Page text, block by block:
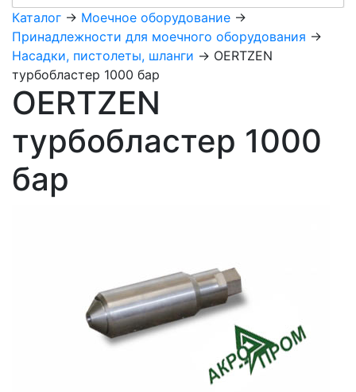
Каталог -> Моечное оборудование ->
Принадлежности для моечного оборудования ->
Насадки, пистолеты, шланги -> OERTZEN
турбобластер 1000 бар
OERTZEN
турбобластер 1000
бар